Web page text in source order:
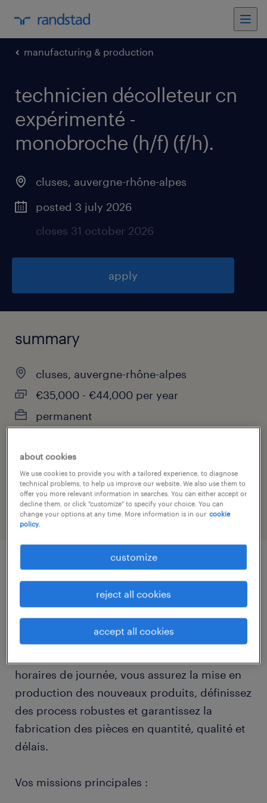
manufacturing & production
technicien décolleteur cn
expérimenté -
monobroche (h/f) (f/h).
cluses, auvergne-rhône-alpes
posted 3 july 2026
closes 31 october 2026
apply
summary
cluses, auvergne-rhône-alpes
€35,000 - €44,000 per year
permanent
job category
manufacturing & production
job details
descriptif du poste
horaires de journée, vous assurez la mise en
production des nouveaux produits, définissez
des process robustes et garantissez la
fabrication des pièces en quantité, qualité et
délais.
Vos missions principales :
...
about cookies
We use cookies to provide you with a tailored experience, to diagnose
technical problems, to help us improve our website. We also use them to
offer you more relevant information in searches. You can either accept or
decline them, or click "customize" to specify your choice. You can
change your options at any time. More information is in our cookie
policy.
customize
reject all cookies
accept all cookies